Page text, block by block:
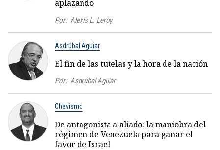
aplazando
Por: Alexis L. Leroy
Asdrúbal Aguiar
El fin de las tutelas y la hora de la nación
Por: Asdrúbal Aguiar
Chavismo
De antagonista a aliado: la maniobra del
régimen de Venezuela para ganar el
favor de Israel